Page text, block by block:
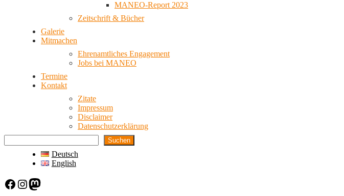
MANEO-Report 2023
Zeitschrift & Bücher
Galerie
Mitmachen
Ehrenamtliches Engagement
Jobs bei MANEO
Termine
Kontakt
Zitate
Impressum
Disclaimer
Datenschutzerklärung
Suchen
Deutsch
English
Facebook Instagram Mastodon